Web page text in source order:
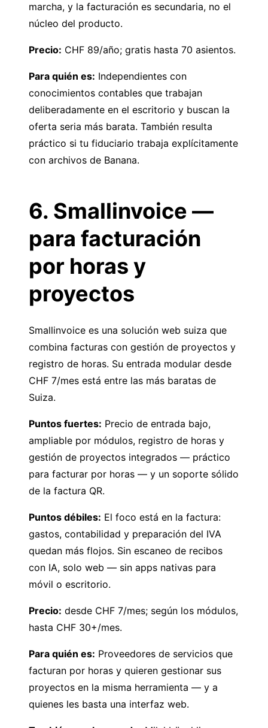
marcha, y la facturación es secundaria, no el
núcleo del producto.
Precio: CHF 89/año; gratis hasta 70 asientos.
Para quién es: Independientes con
conocimientos contables que trabajan
deliberadamente en el escritorio y buscan la
oferta seria más barata. También resulta
práctico si tu fiduciario trabaja explícitamente
con archivos de Banana.
6. Smallinvoice —
para facturación
por horas y
proyectos
Smallinvoice es una solución web suiza que
combina facturas con gestión de proyectos y
registro de horas. Su entrada modular desde
CHF 7/mes está entre las más baratas de
Suiza.
Puntos fuertes: Precio de entrada bajo,
ampliable por módulos, registro de horas y
gestión de proyectos integrados — práctico
para facturar por horas — y un soporte sólido
de la factura QR.
Puntos débiles: El foco está en la factura:
gastos, contabilidad y preparación del IVA
quedan más flojos. Sin escaneo de recibos
con IA, solo web — sin apps nativas para
móvil o escritorio.
Precio: desde CHF 7/mes; según los módulos,
hasta CHF 30+/mes.
Para quién es: Proveedores de servicios que
facturan por horas y quieren gestionar sus
proyectos en la misma herramienta — y a
quienes les basta una interfaz web.